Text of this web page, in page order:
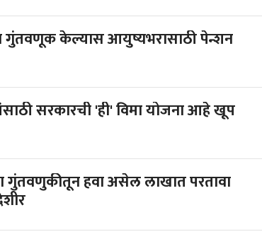
गुंतवणूक केल्यास आयुष्यभरासाठी पेन्शन
सरकारची 'ही' विमा योजना आहे खूप
गुंतवणुकीतून हवा असेल लाखात परतावा